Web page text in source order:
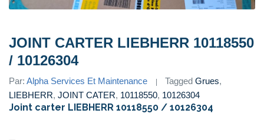
JOINT CARTER LIEBHERR 10118550
/ 10126304
Par: Alpha Services Et Maintenance Tagged Grues,
LIEBHERR, JOINT CATER, 10118550, 10126304
Joint carter LIEBHERR 10118550 / 10126304